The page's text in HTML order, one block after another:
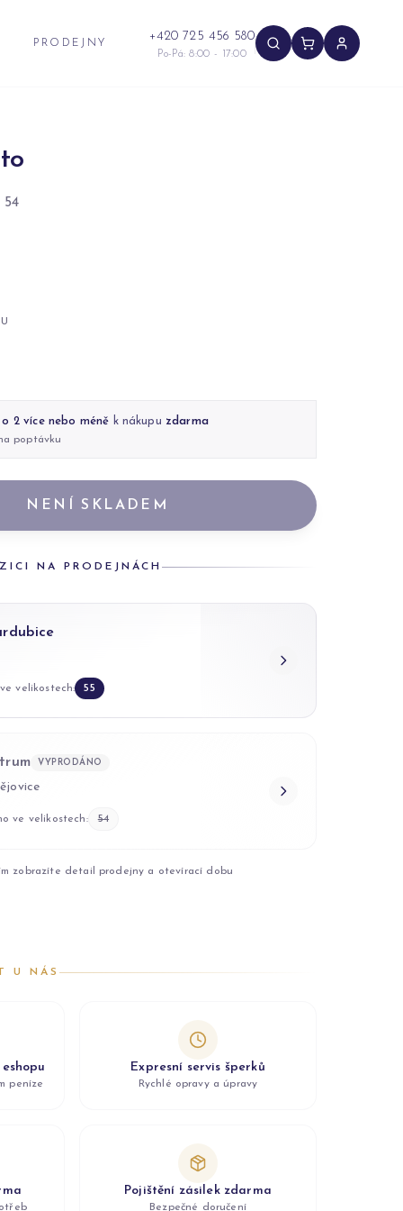
PRODEJNY +420 725 456 580
Po-Pá: 8:00 - 17:00
54
2 více nebo méně k nákupu zdarma
poptávku
NENÍ SKLADEM
NA PRODEJNÁCH
velikostech: 55
VYPRODÁNO
ve velikostech: 54
zobrazíte detail prodejny a otevírací dobu
U NÁS
peníze
Expresní servis šperků
Rychlé opravy a úpravy
Pojištění zásilek zdarma
Bezpečné doručení